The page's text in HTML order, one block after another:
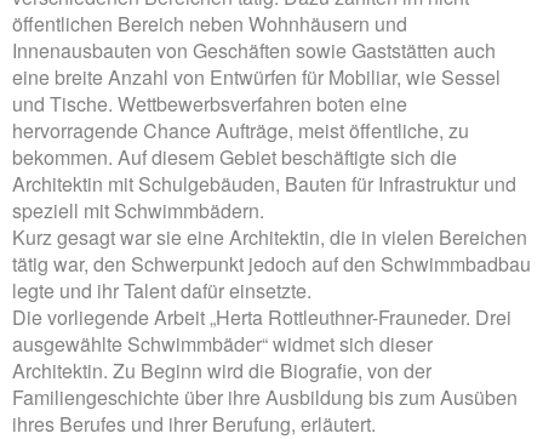
öffentlichen Bereich neben Wohnhäusern und
Innenausbauten von Geschäften sowie Gaststätten auch
eine breite Anzahl von Entwürfen für Mobiliar, wie Sessel
und Tische. Wettbewerbsverfahren boten eine
hervorragende Chance Aufträge, meist öffentliche, zu
bekommen. Auf diesem Gebiet beschäftigte sich die
Architektin mit Schulgebäuden, Bauten für Infrastruktur und
speziell mit Schwimmbädern.
Kurz gesagt war sie eine Architektin, die in vielen Bereichen
tätig war, den Schwerpunkt jedoch auf den Schwimmbadbau
legte und ihr Talent dafür einsetzte.
Die vorliegende Arbeit „Herta Rottleuthner-Frauneder. Drei
ausgewählte Schwimmbäder“ widmet sich dieser
Architektin. Zu Beginn wird die Biografie, von der
Familiengeschichte über ihre Ausbildung bis zum Ausüben
ihres Berufes und ihrer Berufung, erläutert.